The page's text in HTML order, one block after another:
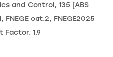
and Control, 135 [ABS
cat.2, FNEGE2025
Factor. 1.9